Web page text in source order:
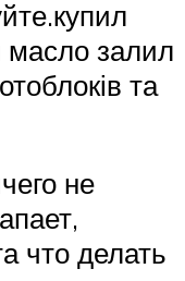
залил
та
не
что делать